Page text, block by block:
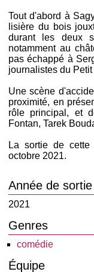
Tout d'abord à
lisière du bois
durant les deux
notamment au
pas échappé à
journalistes du
Une scène
proximité, en
rôle principal, et
Fontan, Tarek
La sortie de
octobre 2021.
Année de sortie
2021
Genres
comédie
Équipe